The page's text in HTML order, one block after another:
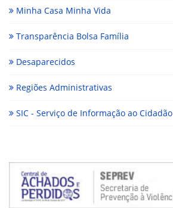
Minha Casa Minha Vida
Transparência Bolsa Família
Desaparecidos
Regiões Administrativas
SIC - Serviço de Informação ao Cidadão